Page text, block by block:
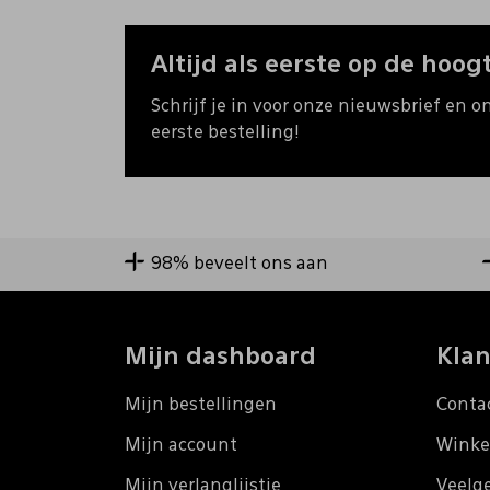
Altijd als eerste op de
Schrijf je in voor onze nieuwsbrief en
eerste bestelling!
98% beveelt ons aan
Mijn dashboard
Mijn bestellingen
Mijn account
Mijn verlanglijstje